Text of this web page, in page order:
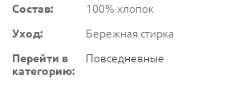
Состав:
100% хлопок
Уход:
Бережная стирка
Перейти в
категорию:
Повседневные